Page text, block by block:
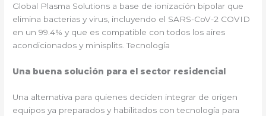
Global Plasma Solutions a base de ionización bipolar que
elimina bacterias y virus, incluyendo el SARS-CoV-2 COVID
en un 99.4% y que es compatible con todos los aires
acondicionados y minisplits. Tecnología
Una buena solución para el sector residencial
Una alternativa para quienes deciden integrar de origen
equipos ya preparados y habilitados con tecnología para